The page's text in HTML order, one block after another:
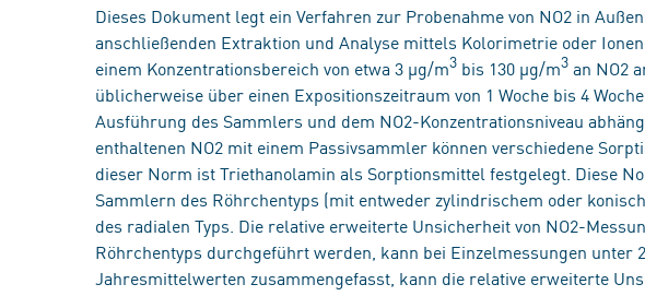
Dieses Dokument legt ein Verfahren zur Probenahme von NO2 in
anschließenden Extraktion und Analyse mittels Kolorimetrie oder
einem Konzentrationsbereich von etwa 3 µg/m3 bis 130 µg/m3 an NO2
üblicherweise über einen Expositionszeitraum von 1 Woche bis 4
Ausführung des Sammlers und dem NO2-Konzentrationsniveau
enthaltenen NO2 mit einem Passivsammler können verschiedene
dieser Norm ist Triethanolamin als Sorptionsmittel festgelegt. Diese
Sammlern des Röhrchentyps (mit entweder zylindrischem oder
des radialen Typs. Die relative erweiterte Unsicherheit von NO2-
Röhrchentyps durchgeführt werden, kann bei Einzelmessungen unter
Jahresmittelwerten zusammengefasst, kann die relative erweiterte